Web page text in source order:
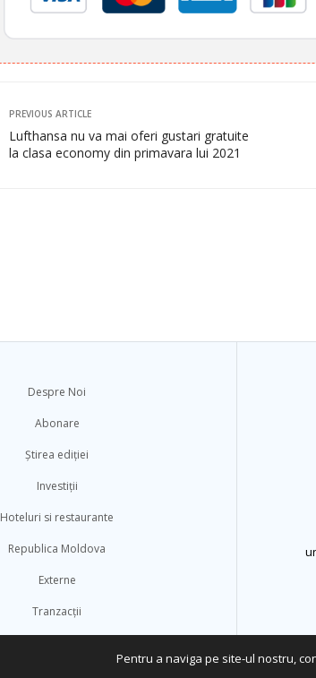
PREVIOUS ARTICLE
Lufthansa nu va mai oferi gustari gratuite
la clasa economy din primavara lui 2021
Despre Noi
Abonare
Știrea ediției
Investiții
Hoteluri si restaurante
Republica Moldova
Externe
Tranzacții
Pentru a naviga pe site-ul nostru,